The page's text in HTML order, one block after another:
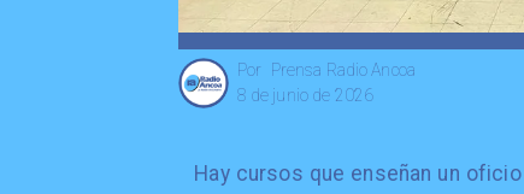
Prensa Radio Ancoa
Por
8 de junio de 2026
Hay cursos que enseñan un